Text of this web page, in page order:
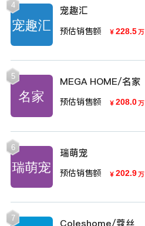
4 宠趣汇
预估销售额 ￥ 228.5万
5 MEGA HOME/名家
预估销售额 ￥ 208.0万
6 瑞萌宠
预估销售额 ￥ 202.9万
7